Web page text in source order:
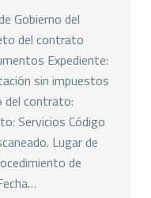
Gobierno del
del contrato
Expediente:
sin impuestos
del contrato:
Servicios Código
Lugar de
de